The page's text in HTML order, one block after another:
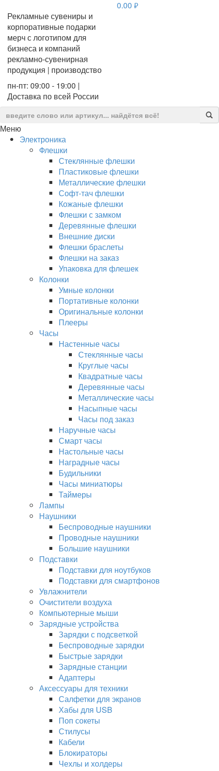
Рекламные сувениры и
корпоративные подарки
мерч с логотипом для
бизнеса и компаний
рекламно-сувенирная
продукция | производство
пн-пт: 09:00 - 19:00 |
Доставка по всей России
0.00 руб.
Меню
Электроника
Флешки
Стеклянные флешки
Пластиковые флешки
Металлические флешки
Софт-тач флешки
Кожаные флешки
Флешки с замком
Деревянные флешки
Внешние диски
Флешки браслеты
Флешки на заказ
Упаковка для флешек
Колонки
Умные колонки
Портативные колонки
Оригинальные колонки
Плееры
Часы
Настенные часы
Стеклянные часы
Круглые часы
Квадратные часы
Деревянные часы
Металлические часы
Насыпные часы
Часы под заказ
Наручные часы
Смарт часы
Настольные часы
Наградные часы
Будильники
Часы миниатюры
Таймеры
Лампы
Наушники
Беспроводные наушники
Проводные наушники
Большие наушники
Подставки
Подставки для ноутбуков
Подставки для смартфонов
Увлажнители
Очистители воздуха
Компьютерные мыши
Зарядные устройства
Зарядки с подсветкой
Беспроводные зарядки
Быстрые зарядки
Зарядные станции
Адаптеры
Аксессуары для техники
Салфетки для экранов
Хабы для USB
Поп сокеты
Стилусы
Кабели
Блокираторы
Чехлы и холдеры